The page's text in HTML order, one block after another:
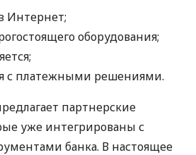
Интернет;
оборудования;
с платежными решениями.
партнерские
уже интегрированы с
банка. В настоящее